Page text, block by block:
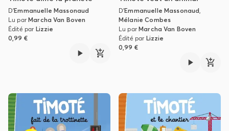
D'Emmanuelle Massonaud
Lu parMarcha Van Boven
Édité par Lizzie
0,99 €
D'Emmanuelle Massonaud,
Mélanie Combes
Lu parMarcha Van Boven
Édité par Lizzie
0,99 €